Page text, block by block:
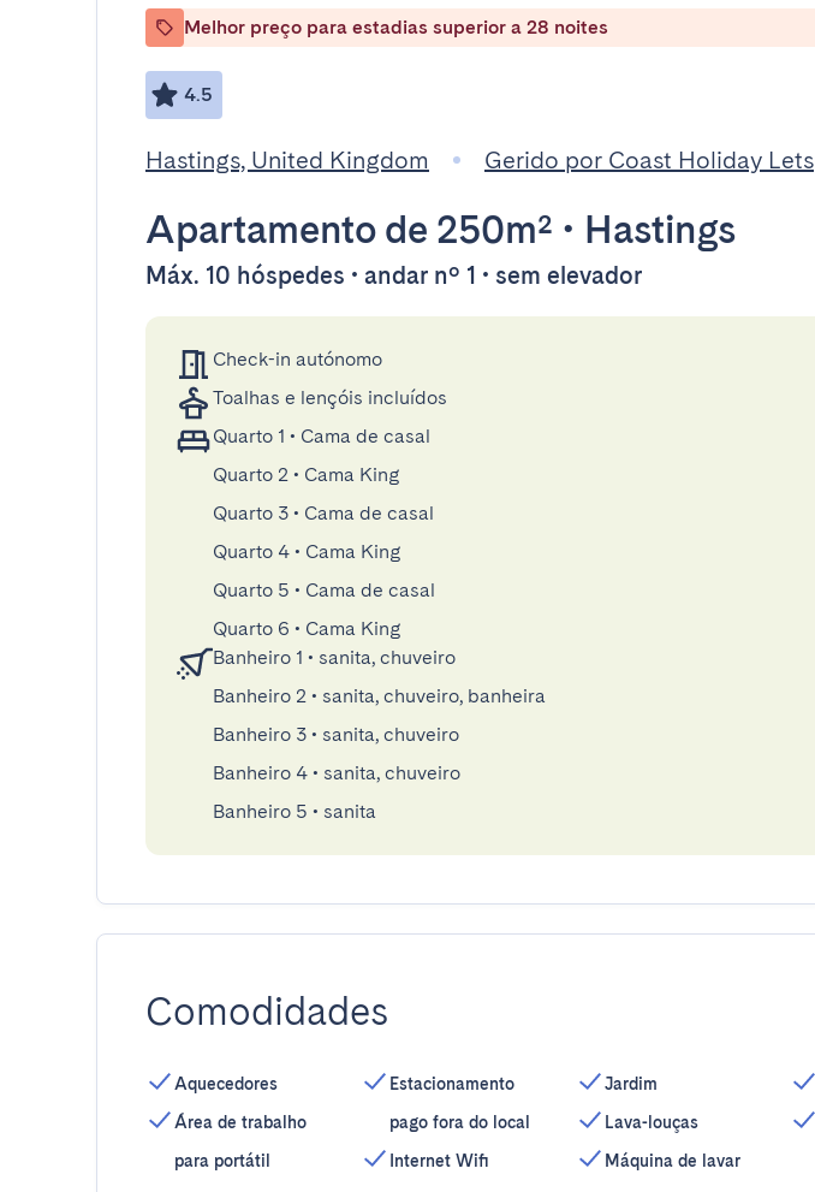
Melhor preço para estadias superior a 28 noites
4.5
Hastings, United Kingdom Gerido por Coast Holiday Lets
Apartamento de 250m² • Hastings
Máx. 10 hóspedes • andar nº 1 • sem elevador
Check-in autónomo
Toalhas e lençóis incluídos
Quarto 1 • Cama de casal
Quarto 2 • Cama King
Quarto 3 • Cama de casal
Quarto 4 • Cama King
Quarto 5 • Cama de casal
Quarto 6 • Cama King
Banheiro 1 • sanita, chuveiro
Banheiro 2 • sanita, chuveiro, banheira
Banheiro 3 • sanita, chuveiro
Banheiro 4 • sanita, chuveiro
Banheiro 5 • sanita
Comodidades
Aquecedores
Área de trabalho
para portátil
Estacionamento
pago fora do local
Internet Wifi
Jardim
Lava-louças
Máquina de lavar